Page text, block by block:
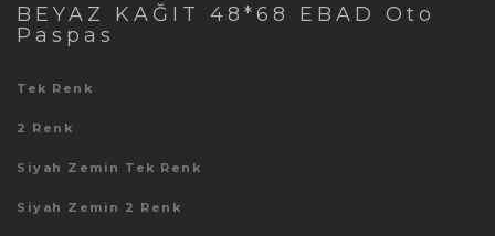
BEYAZ KAĞIT 48*68 EBAD Oto
Paspas
Tek Renk
2 Renk
Siyah Zemin Tek Renk
Siyah Zemin 2 Renk